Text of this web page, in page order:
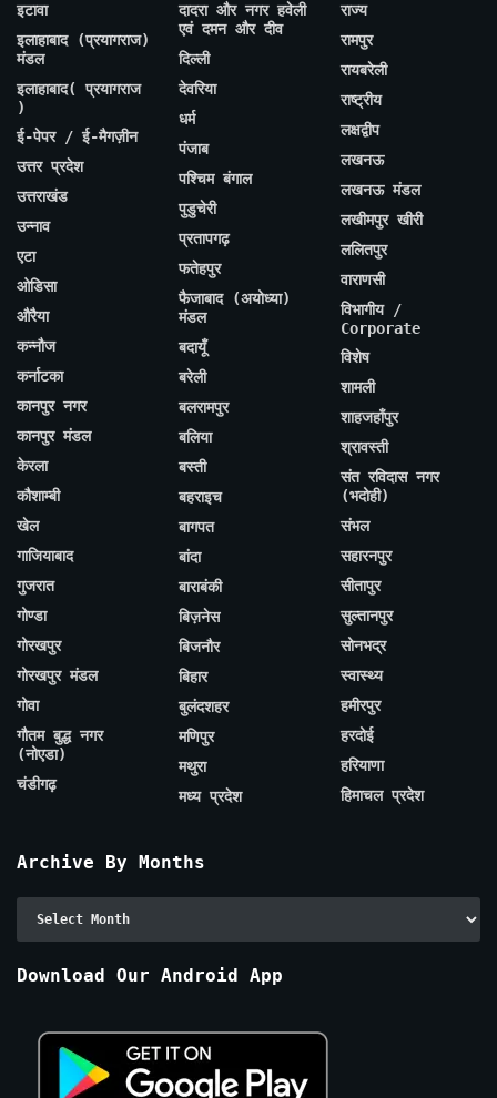
इटावा
इलाहाबाद (प्रयागराज)
मंडल
इलाहाबाद( प्रयागराज
)
ई-पेपर / ई-मैगज़ीन
उत्तर प्रदेश
उत्तराखंड
उन्नाव
एटा
ओडिसा
औरैया
कन्नौज
कर्नाटका
कानपुर नगर
कानपुर मंडल
केरला
कौशाम्बी
खेल
गाजियाबाद
गुजरात
गोण्डा
गोरखपुर
गोरखपुर मंडल
गोवा
गौतम बुद्ध नगर
(नोएडा)
चंडीगढ़
दादरा और नगर हवेली
एवं दमन और दीव
दिल्ली
देवरिया
धर्म
पंजाब
पश्चिम बंगाल
पुडुचेरी
प्रतापगढ़
फतेहपुर
फैजाबाद (अयोध्या)
मंडल
बदायूँ
बरेली
बलरामपुर
बलिया
बस्ती
बहराइच
बागपत
बांदा
बाराबंकी
बिज़नेस
बिजनौर
बिहार
बुलंदशहर
मणिपुर
मथुरा
मध्य प्रदेश
राज्य
रामपुर
रायबरेली
राष्ट्रीय
लक्षद्वीप
लखनऊ
लखनऊ मंडल
लखीमपुर खीरी
ललितपुर
वाराणसी
विभागीय /
Corporate
विशेष
शामली
शाहजहाँपुर
श्रावस्ती
संत रविदास नगर
(भदोही)
संभल
सहारनपुर
सीतापुर
सुल्तानपुर
सोनभद्र
स्वास्थ्य
हमीरपुर
हरदोई
हरियाणा
हिमाचल प्रदेश
Archive By Months
Archive
Download Our Android App